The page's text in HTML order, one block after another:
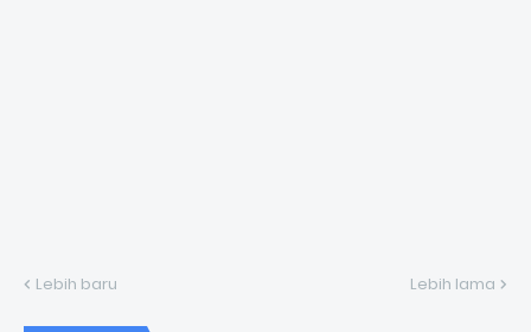
Lebih baru Lebih lama